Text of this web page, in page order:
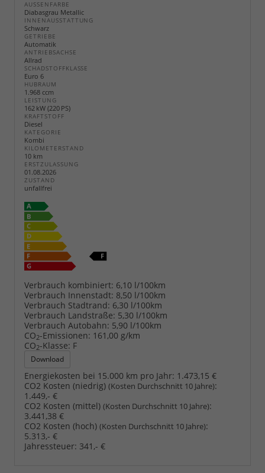
AUSSENFARBE
Diabasgrau Metallic
INNENAUSSTATTUNG
Schwarz
GETRIEBE
Automatik
ANTRIEBSACHSE
Allrad
SCHADSTOFFKLASSE
Euro 6
HUBRAUM
1.968 ccm
LEISTUNG
162 kW (220 PS)
KRAFTSTOFF
Diesel
KATEGORIE
Kombi
KILOMETERSTAND
10 km
ERSTZULASSUNG
01.08.2026
ZUSTAND
unfallfrei
Verbrauch kombiniert: 6,10 l/100km
Verbrauch Innenstadt: 8,50 l/100km
Verbrauch Stadtrand: 6,30 l/100km
Verbrauch Landstraße: 5,30 l/100km
Verbrauch Autobahn: 5,90 l/100km
CO2-Emissionen: 161,00 g/km
CO2-Klasse: F
Download
Energiekosten bei 15.000 km pro Jahr: 1.473,15 €
CO2 Kosten (niedrig) (Kosten Durchschnitt 10 Jahre):
1.449,- €
CO2 Kosten (mittel) (Kosten Durchschnitt 10 Jahre):
3.441,38 €
CO2 Kosten (hoch) (Kosten Durchschnitt 10 Jahre):
5.313,- €
Jahressteuer: 341,- €